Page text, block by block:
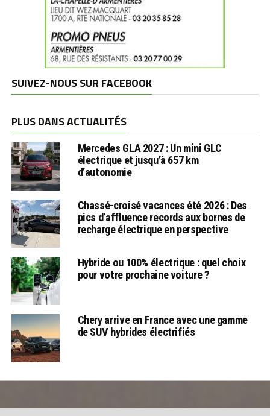
SUIVEZ-NOUS SUR FACEBOOK
PLUS DANS ACTUALITÉS
Mercedes GLA 2027 : Un mini GLC
électrique et jusqu’à 657 km
d’autonomie
Chassé-croisé vacances été 2026 : Des
pics d’affluence records aux bornes de
recharge électrique en perspective
Hybride ou 100% électrique : quel choix
pour votre prochaine voiture ?
Chery arrive en France avec une gamme
de SUV hybrides électrifiés